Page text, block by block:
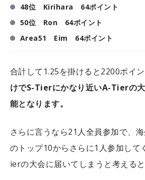
48位 Kirihara 64ポイント
50位 Ron 64ポイント
Area51 Eim 64ポイント
合計して1.25を掛けると2200ポイン
けでS-Tierにかなり近いA-Tierの
能となります。
さらに言うなら21人全員参加で、
のトップ10からさらに1人参加して
ierの大会に届いてしまうと考えると